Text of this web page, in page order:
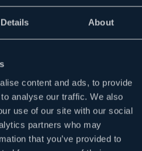
Details About
content and ads, to provide
analyse our traffic. We also
use of our site with our social
partners who may
that you’ve provided to